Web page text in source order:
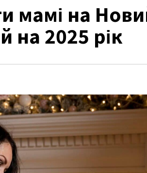
мамі на
на 2025 рік